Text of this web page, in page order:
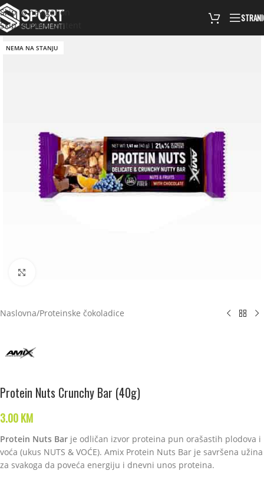
Skip to navigation
Skip to main content
NEMA NA STANJU
Naslovna/Proteinske čokoladice
Protein Nuts Crunchy Bar (40g)
3.00KM
Protein Nuts Bar je odličan izvor proteina pun orašastih plodova i
voća (ukus NUTS & VOĆE). Amix Protein Nuts Bar je savršena užina
za svakoga da poveća energiju i dnevni unos proteina.